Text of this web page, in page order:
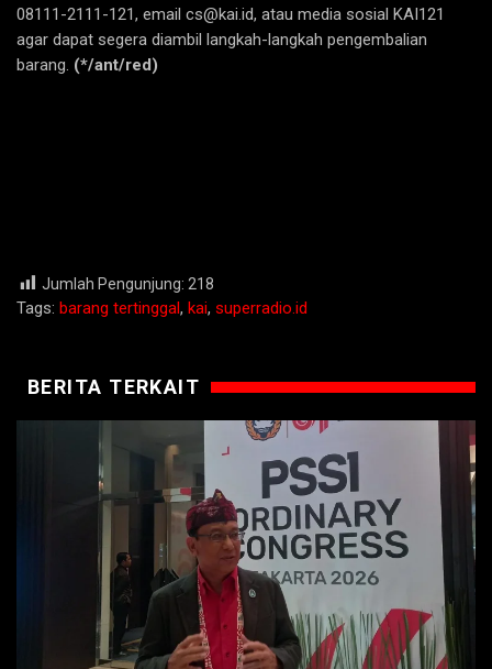
08111-2111-121, email cs@kai.id, atau media sosial KAI121
agar dapat segera diambil langkah-langkah pengembalian
barang. (*/ant/red)
Jumlah Pengunjung: 218
Tags: barang tertinggal, kai, superradio.id
BERITA TERKAIT